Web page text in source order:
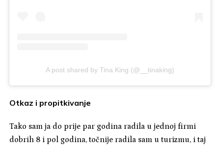
A post shared by Tina King (@__tinaking)
Otkaz i propitkivanje
Tako sam ja do prije par godina radila u jednoj firmi
dobrih 8 i pol godina, točnije radila sam u turizmu, i taj